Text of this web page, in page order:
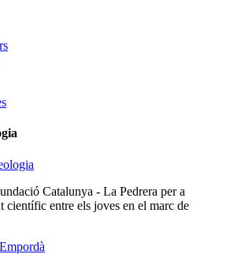
Catalunya - La Pedrera per a
científic entre els joves en el marc de